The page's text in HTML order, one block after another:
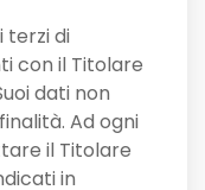
terzi di
con il Titolare
dati non
Ad ogni
il Titolare
in